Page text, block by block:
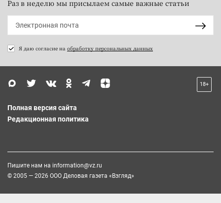
Раз в неделю мы присылаем самые важные статьи
Я даю согласие на обработку персональных данных
18+
Полная версия сайта
Редакционная политика
Пишите нам на information@vz.ru
© 2005 — 2026 ООО Деловая газета «Взгляд»